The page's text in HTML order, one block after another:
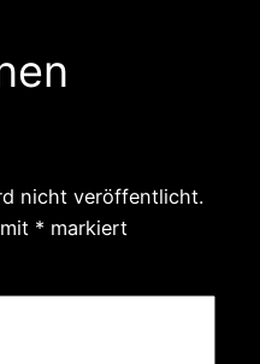
nicht veröffentlicht.
* markiert